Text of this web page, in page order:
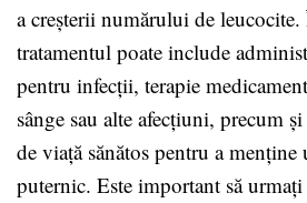
a creșterii numărului de
tratamentul poate include
pentru infecții, terapie
sânge sau alte afecțiuni, precum
de viață sănătos pentru a
puternic. Este important să